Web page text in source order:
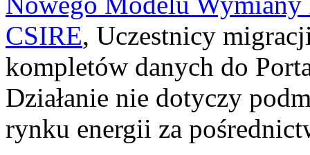
CSIRE, Uczestnicy
kompletów danych do
Działanie nie dotyczy
rynku energii za